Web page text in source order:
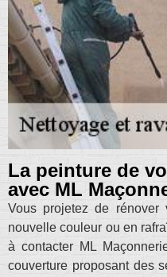
La peinture de
avec ML
Vous projetez de
nouvelle couleur ou en
à contacter ML
couverture proposant des